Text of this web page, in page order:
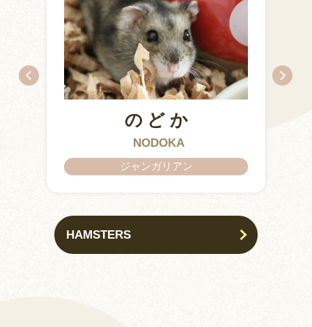
KURIMARU
のどか
NODOKA
ジャンガリアン
CHITOSE
CHATARO
IZUMO & OKUNI
ARARE
KISUKE
HAMSTERS